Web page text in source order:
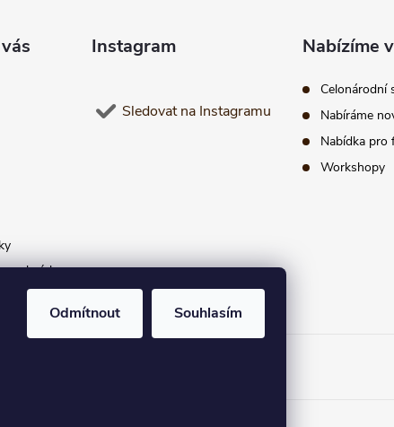
Odmítnout Souhlasím
osobních
Instagram
Sledovat na Instagramu
Nabízíme
Celonárodní
Nabíráme
Nabídka pro
Workshopy